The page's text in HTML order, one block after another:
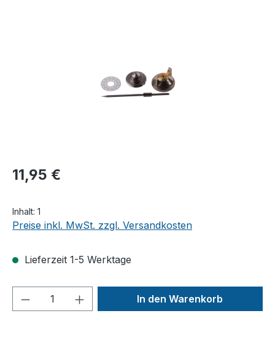
11,95 €
Inhalt: 1
Preise inkl. MwSt. zzgl. Versandkosten
Lieferzeit 1-5 Werktage
Produkt Anzahl: Gib denIn den Warenkorb